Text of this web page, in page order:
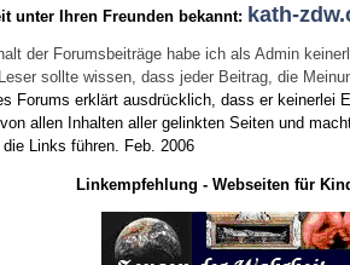
unter Ihren Freunden bekannt: kath-
der Forumsbeiträge habe ich als Admin
sollte wissen, dass jeder Beitrag, die
Forums erklärt ausdrücklich, dass er
allen Inhalten aller gelinkten Seiten und
Links führen. Feb. 2006
Linkempfehlung - Webseiten für